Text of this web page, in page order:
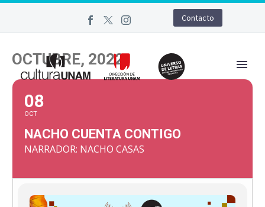
Contacto
OCTUBRE, 2022
08
OCT
NACHO CUENTA CONTIGO
NARRADOR: NACHO CASAS